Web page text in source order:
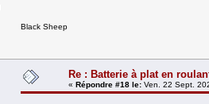
Black Sheep
Re : Batterie à plat en
« Répondre #18 le: Ven. 22 Sept.